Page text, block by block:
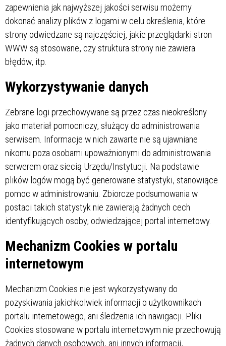
zapewnienia jak najwyższej jakości serwisu możemy
dokonać analizy plików z logami w celu określenia, które
strony odwiedzane są najczęściej, jakie przeglądarki stron
WWW są stosowane, czy struktura strony nie zawiera
błędów, itp.
Wykorzystywanie danych
Zebrane logi przechowywane są przez czas nieokreślony
jako materiał pomocniczy, służący do administrowania
serwisem. Informacje w nich zawarte nie są ujawniane
nikomu poza osobami upoważnionymi do administrowania
serwerem oraz siecią Urzędu/Instytucji. Na podstawie
plików logów mogą być generowane statystyki, stanowiące
pomoc w administrowaniu. Zbiorcze podsumowania w
postaci takich statystyk nie zawierają żadnych cech
identyfikujących osoby, odwiedzającej portal internetowy.
Mechanizm Cookies w portalu
internetowym
Mechanizm Cookies nie jest wykorzystywany do
pozyskiwania jakichkolwiek informacji o użytkownikach
portalu internetowego, ani śledzenia ich nawigacji. Pliki
Cookies stosowane w portalu internetowym nie przechowują
żadnych danych osobowych, ani innych informacji,